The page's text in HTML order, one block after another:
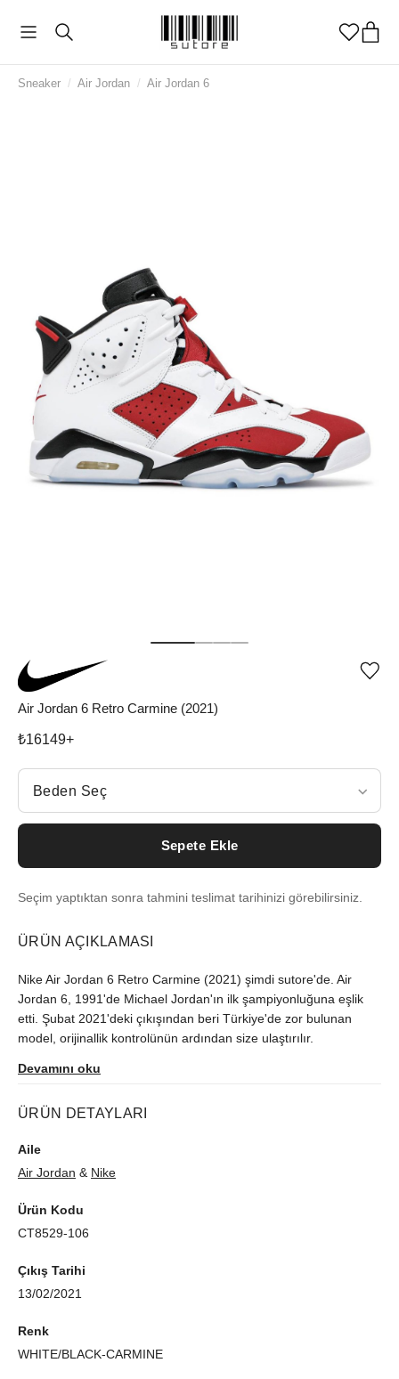
Sneaker / Air Jordan / Air Jordan 6
Air Jordan 6 Retro Carmine (2021)
₺16149+
Beden Seç
Beden Seç
Sepete Ekle
Seçim yaptıktan sonra tahmini teslimat tarihinizi görebilirsiniz.
ÜRÜN AÇIKLAMASI
Nike Air Jordan 6 Retro Carmine (2021) şimdi sutore'de. Air
Jordan 6, 1991'de Michael Jordan'ın ilk şampiyonluğuna eşlik
etti. Şubat 2021'deki çıkışından beri Türkiye'de zor bulunan
model, orijinallik kontrolünün ardından size ulaştırılır.
Devamını oku
ÜRÜN DETAYLARI
Aile
Air Jordan & Nike
Ürün Kodu
CT8529-106
Çıkış Tarihi
13/02/2021
Renk
WHITE/BLACK-CARMINE